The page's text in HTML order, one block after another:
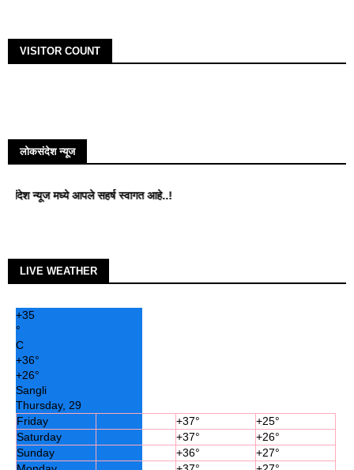
VISITOR COUNT
लोकसंदेश न्यूज
न्यूज मध्ये आपले सहर्ष स्वागत आहे..!
LIVE WEATHER
+35
°
C
+36°
+26°
Sangli
Thursday, 29
Friday
+37° +25°
Saturday
+37° +26°
Sunday
+36° +27°